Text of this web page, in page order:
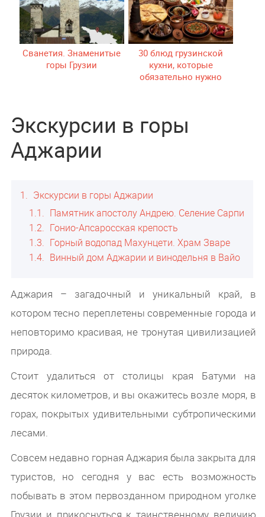
Сванетия. Знаменитые
горы Грузии
30 блюд грузинской
кухни, которые
обязательно нужно
Экскурсии в горы
Аджарии
1
Экскурсии в горы Аджарии
1.1
Памятник апостолу Андрею. Селение Сарпи
1.2
Гонио-Апсаросская крепость
1.3
Горный водопад Махунцети. Храм Зваре
1.4
Винный дом Аджарии и винодельня в Вайо
Аджария – загадочный и уникальный край, в
котором тесно переплетены современные города и
неповторимо красивая, не тронутая цивилизацией
природа.
Стоит удалиться от столицы края Батуми на
десяток километров, и вы окажитесь возле моря, в
горах, покрытых удивительными субтропическими
лесами.
Совсем недавно горная Аджария была закрыта для
туристов, но сегодня у вас есть возможность
побывать в этом первозданном природном уголке
Грузии и прикоснуться к таинственному величию